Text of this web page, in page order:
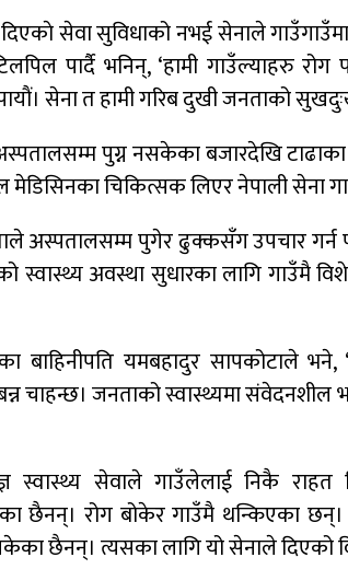
सेवा सुविधाको नभई सेनाले
पार्दै भनिन्, ‘हामी गाउँल्याहरु
सेना त हामी गरिब दुखी जनताको
पुग्न नसकेका बजारदेखि
मेडिसिनका चिकित्सक लिएर नेपाली सेना
अस्पतालसम्म पुगेर ढुक्कसँग उपचार
स्वास्थ्य अवस्था सुधारका लागि गाउँमै
बाहिनीपति यमबहादुर सापकोटाले
जनताको स्वास्थ्यमा संवेदनशील
स्वास्थ्य सेवाले गाउँलेलाई निकै
छैनन्। रोग बोकेर गाउँमै थन्किएका
छैनन्। त्यसका लागि यो सेनाले दिएको